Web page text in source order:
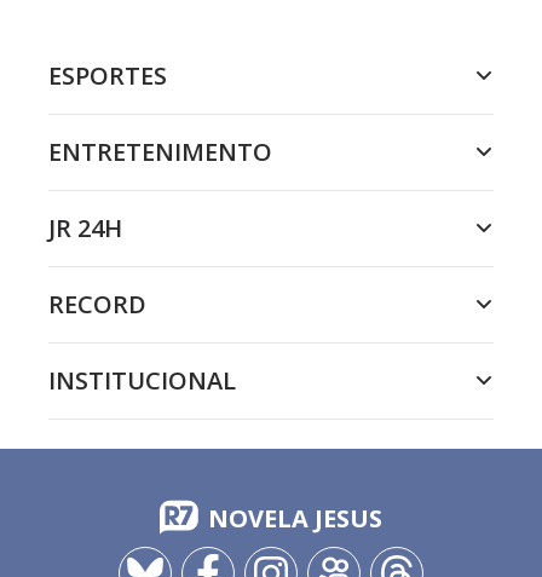
ESPORTES
ENTRETENIMENTO
JR 24H
RECORD
INSTITUCIONAL
NOVELA JESUS